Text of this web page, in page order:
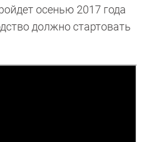
осенью 2017 года
должно стартовать